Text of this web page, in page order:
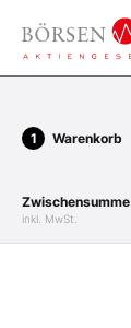
Warenkorb
Zwischensumme
inkl. MwSt.